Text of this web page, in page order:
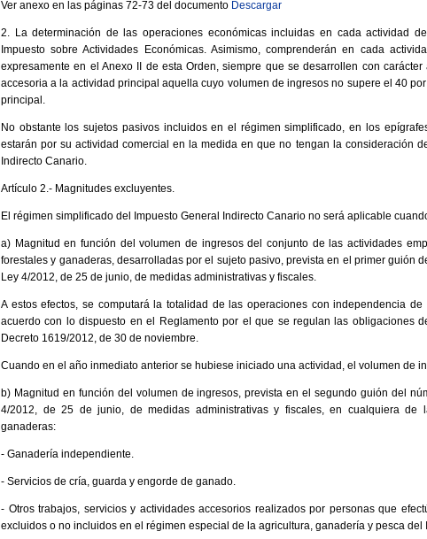
Ver anexo en las páginas 72-73 del documento Descargar
2. La determinación de las operaciones económicas incluidas en cada actividad
Impuesto sobre Actividades Económicas. Asimismo, comprenderán en cada
expresamente en el Anexo II de esta Orden, siempre que se desarrollen con
accesoria a la actividad principal aquella cuyo volumen de ingresos no supere el 40
principal.
No obstante los sujetos pasivos incluidos en el régimen simplificado, en los
estarán por su actividad comercial en la medida en que no tengan la consideración
Indirecto Canario.
Artículo 2.- Magnitudes excluyentes.
El régimen simplificado del Impuesto General Indirecto Canario no será aplicable
a) Magnitud en función del volumen de ingresos del conjunto de las actividades
forestales y ganaderas, desarrolladas por el sujeto pasivo, prevista en el primer guión
Ley 4/2012, de 25 de junio, de medidas administrativas y fiscales.
A estos efectos, se computará la totalidad de las operaciones con independencia
acuerdo con lo dispuesto en el Reglamento por el que se regulan las obligaciones
Decreto 1619/2012, de 30 de noviembre.
Cuando en el año inmediato anterior se hubiese iniciado una actividad, el volumen de
b) Magnitud en función del volumen de ingresos, prevista en el segundo guión del
4/2012, de 25 de junio, de medidas administrativas y fiscales, en cualquiera de
ganaderas:
- Ganadería independiente.
- Servicios de cría, guarda y engorde de ganado.
- Otros trabajos, servicios y actividades accesorios realizados por personas que
excluidos o no incluidos en el régimen especial de la agricultura, ganadería y pesca